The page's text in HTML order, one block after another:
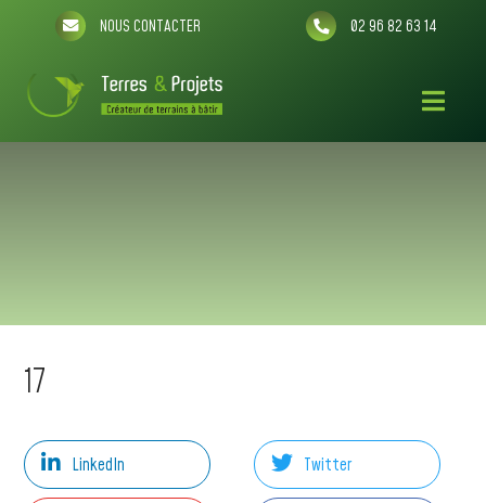
NOUS CONTACTER 02 96 82 63 14
17
LinkedIn Twitter